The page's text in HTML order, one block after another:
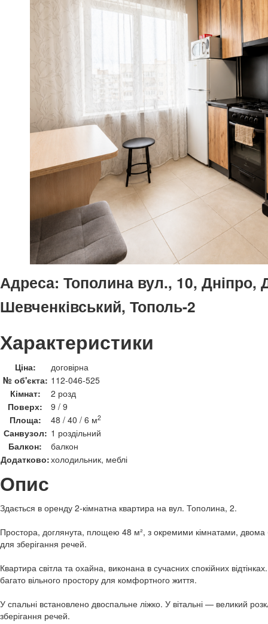
Адреса: Тополина вул., 10, Дніпро,
Шевченківський, Тополь-2
Характеристики
Ціна:
договірна
№ об'єкта: 112-046-525
Кімнат:
2 розд
Поверх:
9 / 9
Площа:
48 / 40 / 6 м2
Санвузол: 1 роздільний
Балкон:
балкон
Додатково:холодильник, меблі
Опис
Здається в оренду 2-кімнатна квартира на вул. Тополина, 2.
Простора, доглянута, площею 48 м², з окремими кімнатами, двома
для зберігання речей.
Квартира світла та охайна, виконана в сучасних спокійних
багато вільного простору для комфортного життя.
У спальні встановлено двоспальне ліжко. У вітальні — великий
зберігання речей.